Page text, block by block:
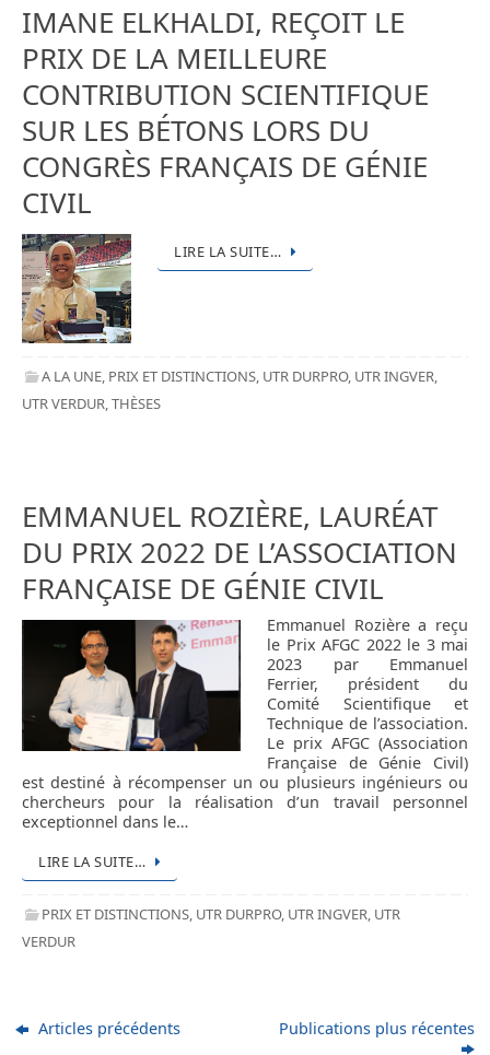
IMANE ELKHALDI, REÇOIT LE
PRIX DE LA MEILLEURE
CONTRIBUTION SCIENTIFIQUE
SUR LES BÉTONS LORS DU
CONGRÈS FRANÇAIS DE GÉNIE
CIVIL
LIRE LA SUITE…
A LA UNE, PRIX ET DISTINCTIONS, UTR DURPRO, UTR INGVER,
UTR VERDUR,THÈSES
EMMANUEL ROZIÈRE, LAURÉAT
DU PRIX 2022 DE L’ASSOCIATION
FRANÇAISE DE GÉNIE CIVIL
Emmanuel Rozière a reçu
le Prix AFGC 2022 le 3 mai
2023 par Emmanuel
Ferrier, président du
Comité Scientifique et
Technique de l’association.
Le prix AFGC (Association
Française de Génie Civil)
est destiné à récompenser un ou plusieurs ingénieurs ou
chercheurs pour la réalisation d’un travail personnel
exceptionnel dans le…
LIRE LA SUITE…
PRIX ET DISTINCTIONS, UTR DURPRO, UTR INGVER, UTR
VERDUR
Articles précédents Publications plus récentes